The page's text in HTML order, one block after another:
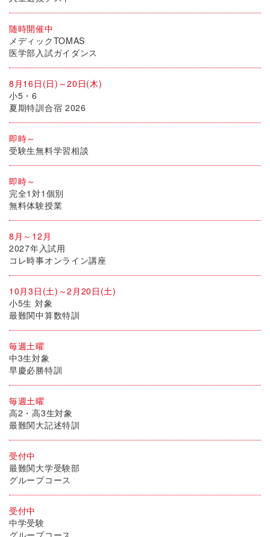
随時開催中
メディックTOMAS
医学部入試ガイダンス
8月16日(日)～20日(木)
小5・6
夏期特訓合宿 2026
即時～
受験生無料学習相談
即時～
完全1対1個別
無料体験授業
8月～12月
2027年入試用
コレ時事オンライン講座
10月3日(土)～2月20日(土)
小5生 対象
最難関中算数特訓
毎週土曜
中3生対象
早慶必勝特訓
毎週土曜
高2・高3生対象
最難関大記述特訓
受付中
最難関大学受験部
グループコース
受付中
中学受験
グループコース